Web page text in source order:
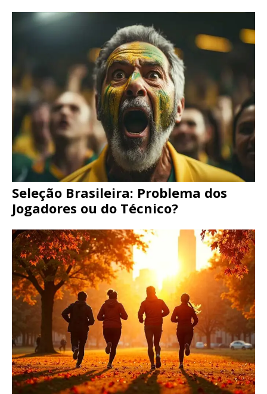
Seleção Brasileira: Problema dos
Jogadores ou do Técnico?